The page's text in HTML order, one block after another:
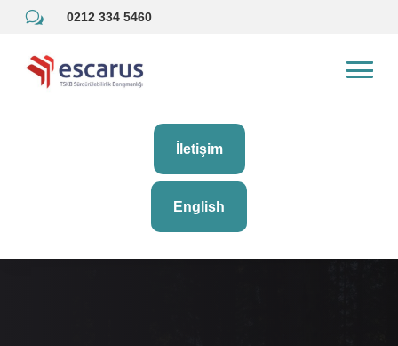
w 0212 334 5460
İletişim
English